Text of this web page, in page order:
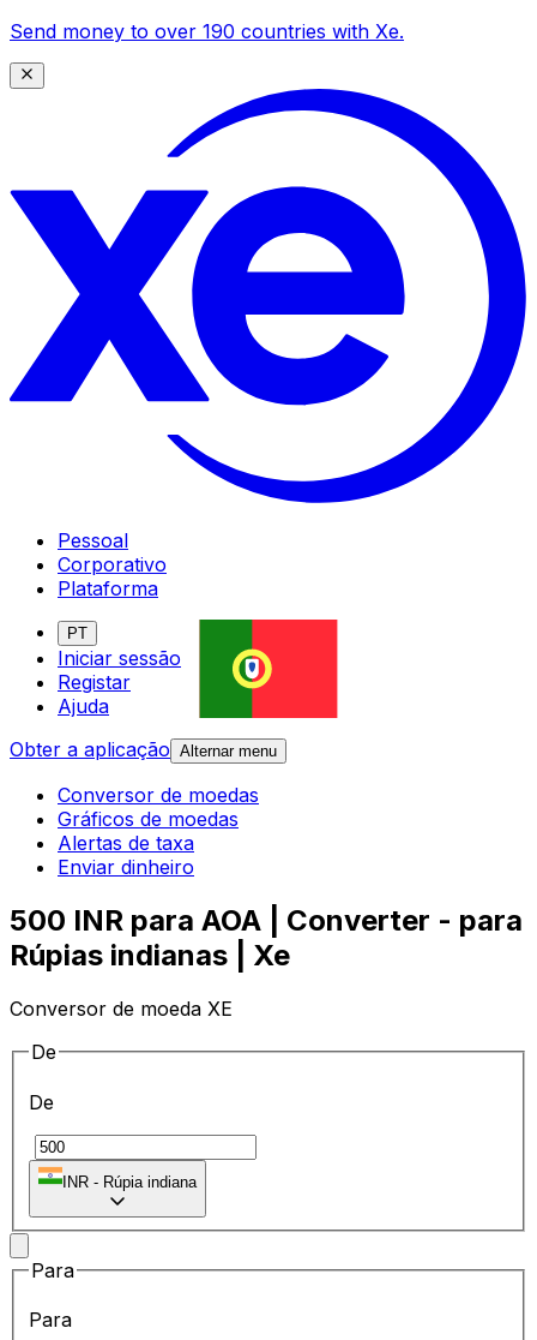
Send money to over 190 countries with Xe.
Pessoal
Corporativo
Plataforma
PT
Iniciar sessão
Registar
Ajuda
Obter a aplicação Alternar menu
Conversor de moedas
Gráficos de moedas
Alertas de taxa
Enviar dinheiro
500 INR para AOA | Converter - para
Rúpias indianas | Xe
Conversor de moeda XE
De
De
INR - Rúpia indiana
Para
Para